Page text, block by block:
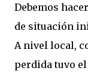
Debemos
de situación
A nivel local,
perdida tuvo